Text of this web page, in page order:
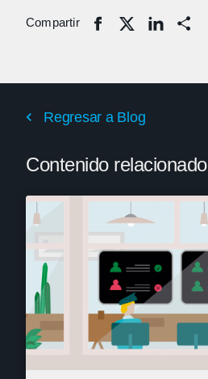
Compartir Share
Regresar a Blog
Contenido relacionado